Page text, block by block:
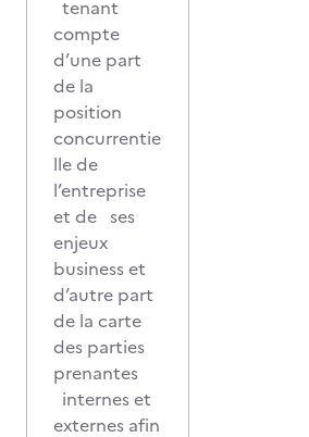
tenant
compte
d’une part
de la
position
concurrentie
lle de
l’entreprise
et de ses
enjeux
business et
d’autre part
de la carte
des parties
prenantes
internes et
externes afin